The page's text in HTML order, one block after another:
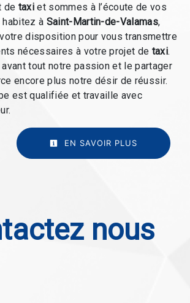
de taxi et sommes à l’écoute de vos
à Saint-Martin-de-Valamas,
disposition pour vous transmettre
nécessaires à votre projet de taxi.
tout notre passion et le partager
encore plus notre désir de réussir.
est qualifiée et travaille avec
EN SAVOIR PLUS
nous